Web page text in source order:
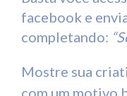
facebook e
completando:
Mostre sua